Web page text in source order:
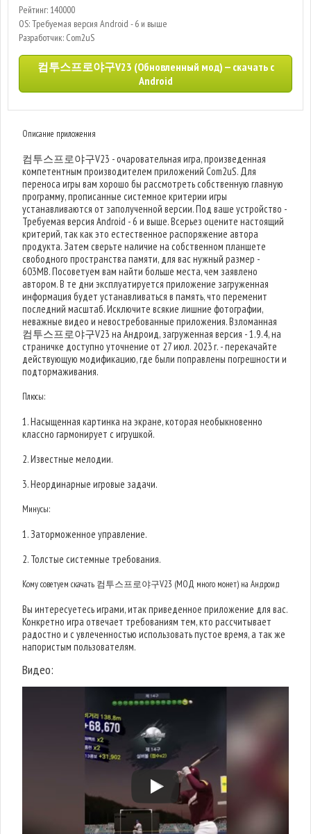
Рейтинг: 140000
OS: Требуемая версия Android - 6 и выше
Разработчик: Com2uS
컴투스프로야구V23 (Обновленный мод) — скачать с
Android
Описание приложения
컴투스프로야구V23 - очаровательная игра, произведенная
компетентным производителем приложений Com2uS. Для
переноса игры вам хорошо бы рассмотреть собственную главную
программу, прописанные системное критерии игры
устанавливаются от заполученной версии. Под ваше устройство -
Требуемая версия Android - 6 и выше. Всерьез оцените настоящий
критерий, так как это естественное распоряжение автора
продукта. Затем сверьте наличие на собственном планшете
свободного пространства памяти, для вас нужный размер -
603MB. Посоветуем вам найти больше места, чем заявлено
автором. В те дни эксплуатируется приложение загруженная
информация будет устанавливаться в память, что переменит
последний масштаб. Исключите всякие лишние фотографии,
неважные видео и невостребованные приложения. Взломанная
컴투스프로야구V23 на Андроид, загруженная версия - 1.9.4, на
страничке доступно уточнение от 27 июл. 2023 г. - перекачайте
действующую модификацию, где были поправлены погрешности и
подтормаживания.
Плюсы:
1. Насыщенная картинка на экране, которая необыкновенно
классно гармонирует с игрушкой.
2. Известные мелодии.
3. Неординарные игровые задачи.
Минусы:
1. Заторможенное управление.
2. Толстые системные требования.
Кому советуем скачать 컴투스프로야구V23 (МОД много монет) на Андроид
Вы интересуетесь играми, итак приведенное приложение для вас.
Конкретно игра отвечает требованиям тем, кто рассчитывает
радостно и с увлеченностью использовать пустое время, а так же
напористым пользователям.
Видео: